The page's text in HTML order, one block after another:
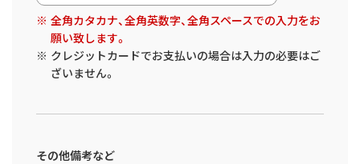
全角カタカナ、全角英数字、全角スペースでの入力をお
願い致します。
クレジットカードでお支払いの場合は入力の必要はご
ざいません。
その他備考など